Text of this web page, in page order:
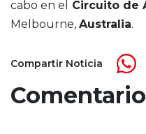
cabo en el Circuito de
Melbourne, Australia.
Compartir Noticia